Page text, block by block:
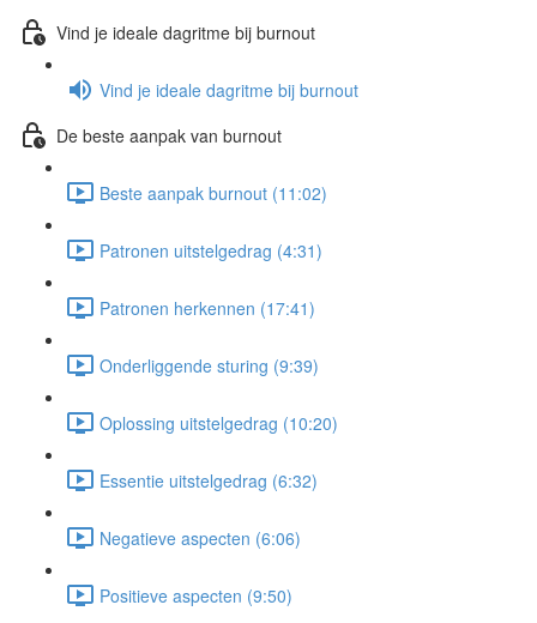
Vind je ideale dagritme bij burnout
Vind je ideale dagritme bij burnout
De beste aanpak van burnout
Beste aanpak burnout (11:02)
Patronen uitstelgedrag (4:31)
Patronen herkennen (17:41)
Onderliggende sturing (9:39)
Oplossing uitstelgedrag (10:20)
Essentie uitstelgedrag (6:32)
Negatieve aspecten (6:06)
Positieve aspecten (9:50)